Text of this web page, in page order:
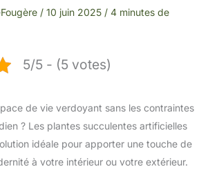
/ 10 juin 2025 / 4 minutes de
5/5 - (5 votes)
de vie verdoyant sans les contraintes
? Les plantes succulentes artificielles
idéale pour apporter une touche de
à votre intérieur ou votre extérieur.